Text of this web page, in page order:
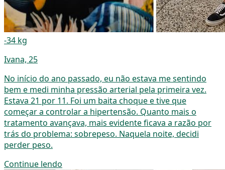
-34 kg
Ivana, 25
No início do ano passado, eu não estava me sentindo
bem e medi minha pressão arterial pela primeira vez.
Estava 21 por 11. Foi um baita choque e tive que
começar a controlar a hipertensão. Quanto mais o
tratamento avançava, mais evidente ficava a razão por
trás do problema: sobrepeso. Naquela noite, decidi
perder peso.
Continue lendo